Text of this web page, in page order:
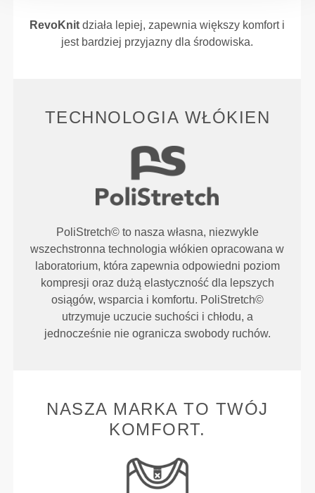
RevoKnit działa lepiej, zapewnia większy komfort i
jest bardziej przyjazny dla środowiska.
TECHNOLOGIA WŁÓKIEN
PoliStretch© to nasza własna, niezwykle
wszechstronna technologia włókien opracowana w
laboratorium, która zapewnia odpowiedni poziom
kompresji oraz dużą elastyczność dla lepszych
osiągów, wsparcia i komfortu. PoliStretch©
utrzymuje uczucie suchości i chłodu, a
jednocześnie nie ogranicza swobody ruchów.
NASZA MARKA TO TWÓJ
KOMFORT.